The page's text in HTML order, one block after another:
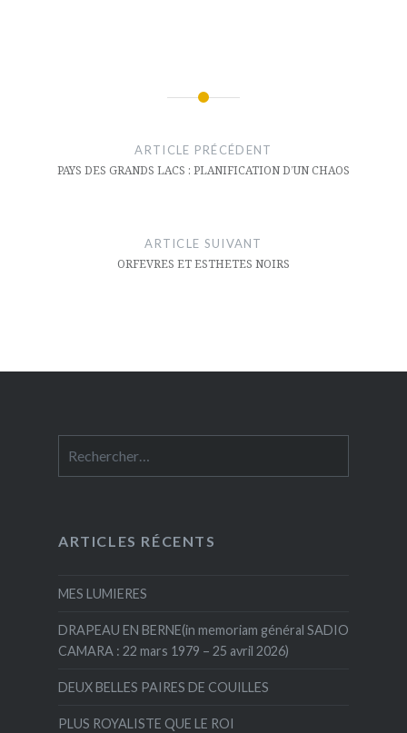
l’article
ARTICLE PRÉCÉDENT
PAYS DES GRANDS LACS : PLANIFICATION D’UN CHAOS
ARTICLE SUIVANT
ORFEVRES ET ESTHETES NOIRS
ARTICLES RÉCENTS
MES LUMIERES
DRAPEAU EN BERNE(in memoriam général SADIO
CAMARA : 22 mars 1979 – 25 avril 2026)
DEUX BELLES PAIRES DE COUILLES
PLUS ROYALISTE QUE LE ROI